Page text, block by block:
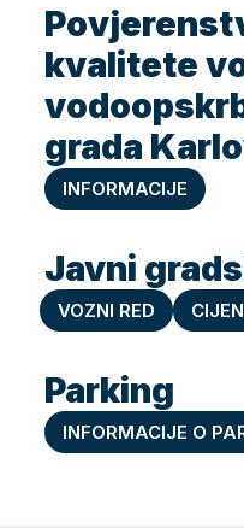
kvalitete
grada
INFORMACIJE
Javni
VOZNI RED
Parking
INFORMACIJE O